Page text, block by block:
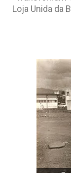
Loja Unida da